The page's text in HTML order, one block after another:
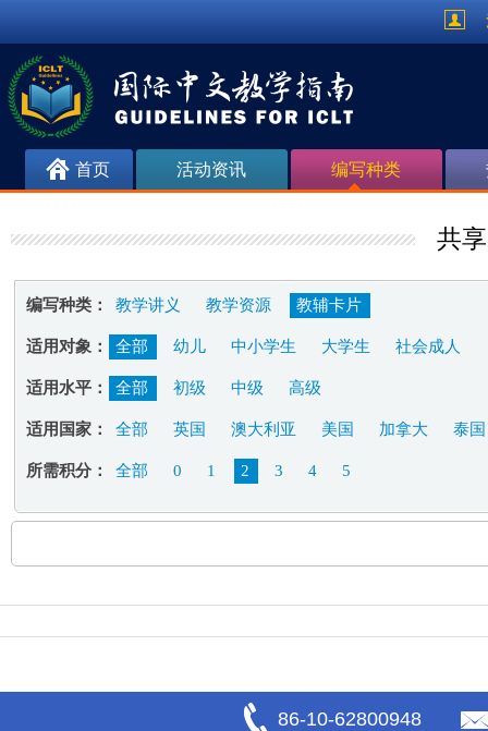
首页 活动资讯 编写种类
共
编写种类： 教学讲义 教学资源 教辅卡片
适用对象： 全部 幼儿 中小学生 大学生 社会成人
适用水平： 全部 初级 中级 高级
适用国家： 全部 英国 澳大利亚 美国 加拿大 泰国
所需积分： 全部 0 1 2 3 4 5
86-10-62800948